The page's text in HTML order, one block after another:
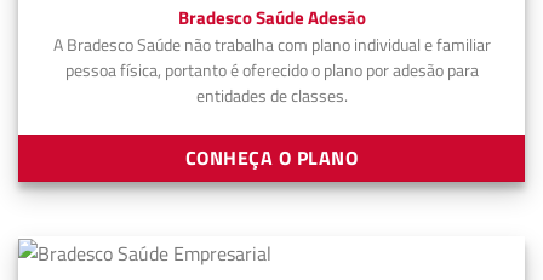
Bradesco Saúde Adesão
A Bradesco Saúde não trabalha com plano individual e familiar
pessoa física, portanto é oferecido o plano por adesão para
entidades de classes.
CONHEÇA O PLANO